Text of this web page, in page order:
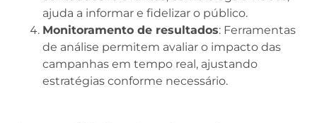
ajuda a informar e fidelizar o público.
Monitoramento de resultados: Ferramentas
de análise permitem avaliar o impacto das
campanhas em tempo real, ajustando
estratégias conforme necessário.